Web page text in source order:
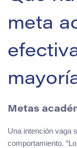
meta
Metas
Una intención vaga
comportamiento.